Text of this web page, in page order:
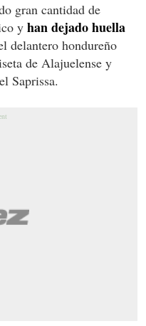
gran cantidad de
y han dejado huella
delantero hondureño
de Alajuelense y
Saprissa.